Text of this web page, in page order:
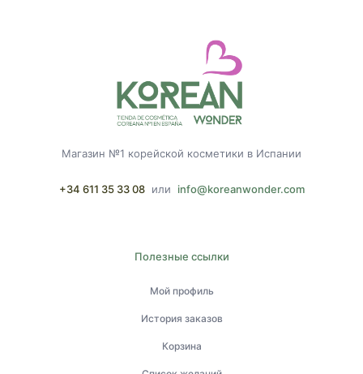
Магазин №1 корейской косметики в Испании
+34 611 35 33 08 или info@koreanwonder.com
Полезные ссылки
Мой профиль
История заказов
Корзина